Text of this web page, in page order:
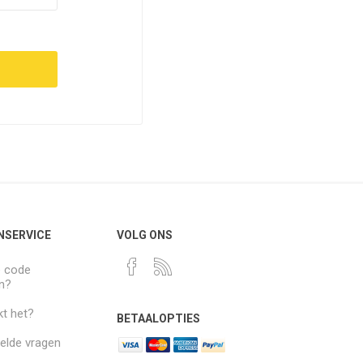
code
het?
vragen
VOLG ONS
BETAALOPTIES